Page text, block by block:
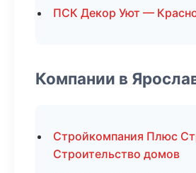
ПСК Декор Уют —
Компании в
Стройкомпания Плюс
Строительство домов